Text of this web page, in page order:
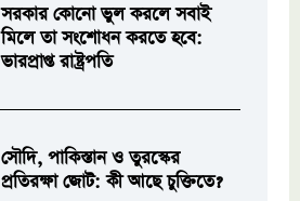
সরকার কোনো ভুল করলে সবাই
মিলে তা সংশোধন করতে হবে:
ভারপ্রাপ্ত রাষ্ট্রপতি
সৌদি, পাকিস্তান ও তুরস্কের
প্রতিরক্ষা জোট: কী আছে চুক্তিতে?